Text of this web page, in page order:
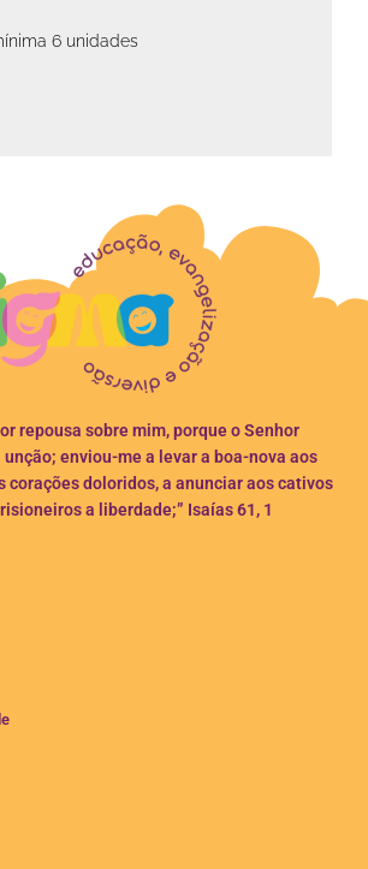
6 unidades
repousa sobre mim, porque o Senhor
enviou-me a levar a boa-nova aos
corações doloridos, a anunciar aos cativos
a liberdade;” Isaías 61, 1